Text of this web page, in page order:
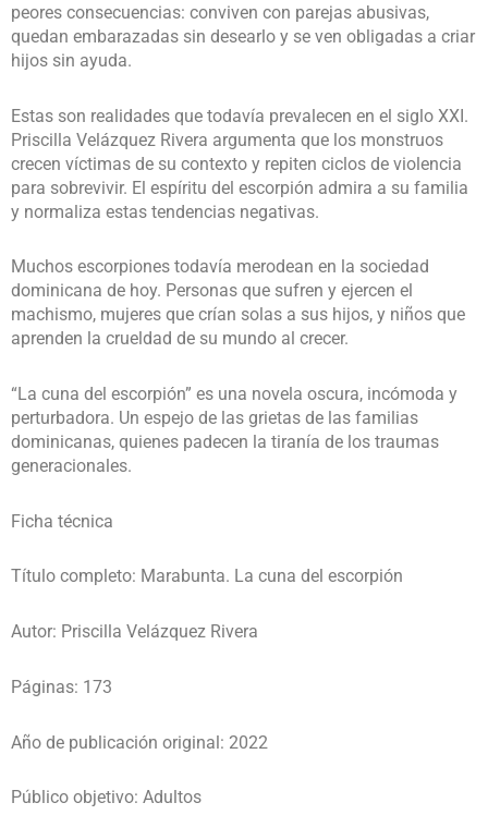
peores consecuencias: conviven con parejas abusivas,
quedan embarazadas sin desearlo y se ven obligadas a criar
hijos sin ayuda.
Estas son realidades que todavía prevalecen en el siglo XXI.
Priscilla Velázquez Rivera argumenta que los monstruos
crecen víctimas de su contexto y repiten ciclos de violencia
para sobrevivir. El espíritu del escorpión admira a su familia
y normaliza estas tendencias negativas.
Muchos escorpiones todavía merodean en la sociedad
dominicana de hoy. Personas que sufren y ejercen el
machismo, mujeres que crían solas a sus hijos, y niños que
aprenden la crueldad de su mundo al crecer.
“La cuna del escorpión” es una novela oscura, incómoda y
perturbadora. Un espejo de las grietas de las familias
dominicanas, quienes padecen la tiranía de los traumas
generacionales.
Ficha técnica
Título completo: Marabunta. La cuna del escorpión
Autor: Priscilla Velázquez Rivera
Páginas: 173
Año de publicación original: 2022
Público objetivo: Adultos